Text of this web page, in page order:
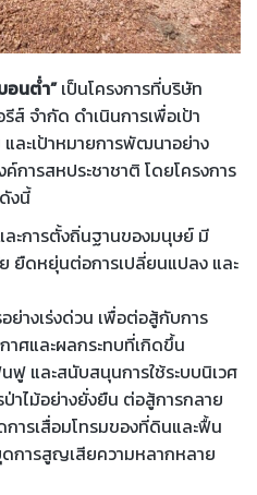
อนต่ำ”เป็นโครงการที่บริษัท
ส์ จำกัด ดำเนินการเพื่อเป้า
ละเป้าหมายการพัฒนาอย่าง
การสหประชาชาติ โดยโครงการ
งนี้
ละการตั้งถิ่นฐานของมนุษย์ มี
ยืดหยุ่นต่อการเปลี่ยนแปลง และ
ย่างเร่งด่วน เพื่อต่อสู้กับการ
ศและผลกระทบที่เกิดขึ้น
ฟู และสนับสนุนการใช้ระบบนิเวศ
าไม้อย่างยั่งยืน ต่อสู้การกลาย
การเสื่อมโทรมของที่ดินและฟื้น
การสูญเสียความหลากหลาย